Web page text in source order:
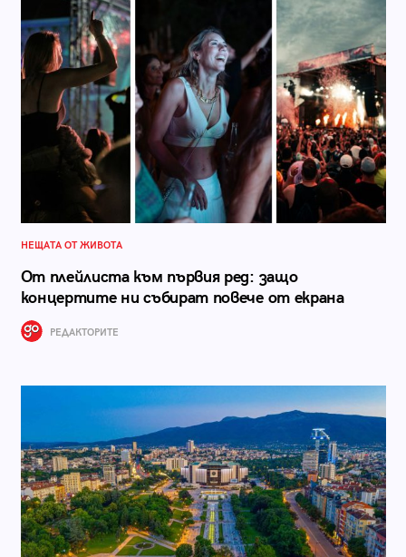
НЕЩАТА ОТ ЖИВОТА
От плейлиста към първия ред: защо
концертите ни събират повече от екрана
РЕДАКТОРИТЕ